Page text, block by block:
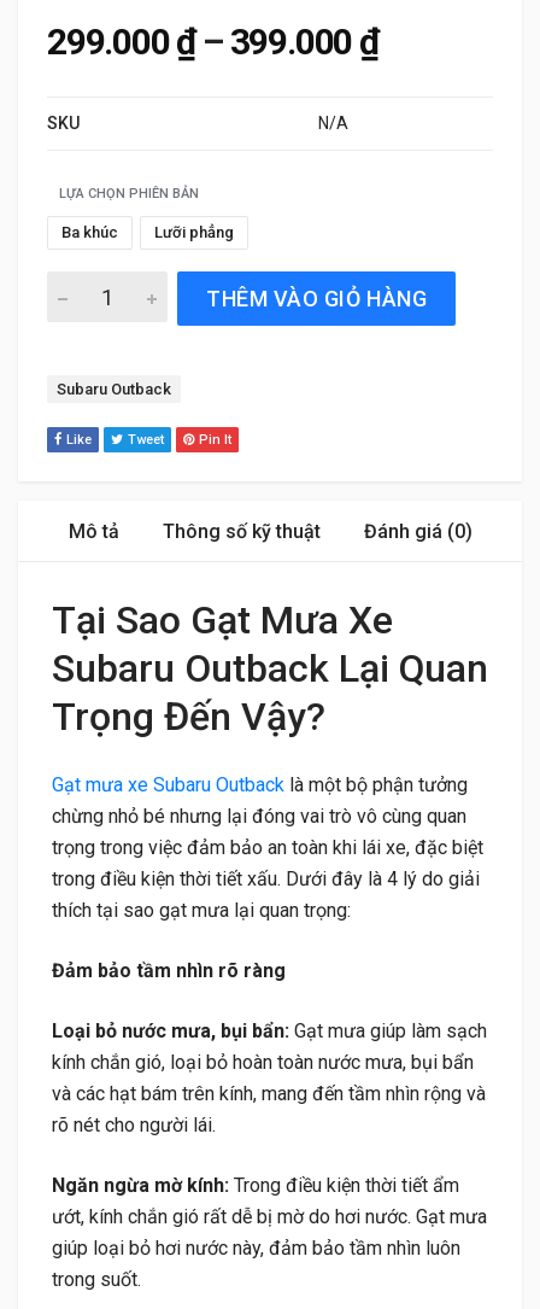
299.000₫ – 399.000 ₫Khoảng
SKU N/A
LỰA CHỌN PHIÊN BẢN
Ba khúc Lưỡi phẳng
Gạt Mưa Xe Subaru Outback (2015 đến 2025) Silicone
THÊM VÀO GIỎ HÀNG
Tag:
Subaru Outback
Like Tweet Pin It
Mô tả Thông số kỹ thuật Đánh giá (0)
Tại Sao Gạt Mưa Xe
Subaru Outback Lại Quan
Trọng Đến Vậy?
Gạt mưa xe Subaru Outback là một bộ phận tưởng
chừng nhỏ bé nhưng lại đóng vai trò vô cùng quan
trọng trong việc đảm bảo an toàn khi lái xe, đặc biệt
trong điều kiện thời tiết xấu. Dưới đây là 4 lý do giải
thích tại sao gạt mưa lại quan trọng:
Đảm bảo tầm nhìn rõ ràng
Loại bỏ nước mưa, bụi bẩn: Gạt mưa giúp làm sạch
kính chắn gió, loại bỏ hoàn toàn nước mưa, bụi bẩn
và các hạt bám trên kính, mang đến tầm nhìn rộng và
rõ nét cho người lái.
Ngăn ngừa mờ kính: Trong điều kiện thời tiết ẩm
ướt, kính chắn gió rất dễ bị mờ do hơi nước. Gạt mưa
giúp loại bỏ hơi nước này, đảm bảo tầm nhìn luôn
trong suốt.